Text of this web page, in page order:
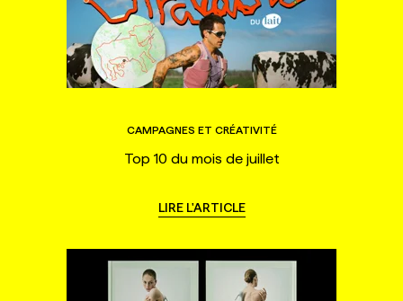
CAMPAGNES ET CRÉATIVITÉ
Top 10 du mois de juillet
LIRE L'ARTICLE